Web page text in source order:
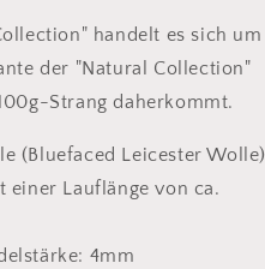
handelt es sich um
der "Natural Collection"
Strang daherkommt.
(Bluefaced Leicester Wolle)
einer Lauflänge von ca.
4mm